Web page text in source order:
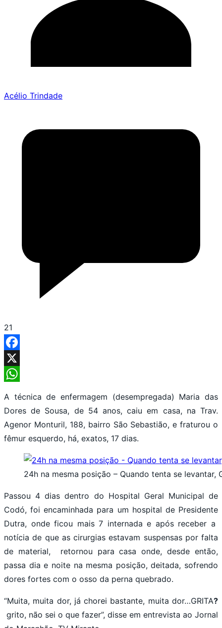
Acélio Trindade
21
Facebook
X
A técnica de enfermagem (desempregada) Maria das
Dores de Sousa, de 54 anos, caiu em casa, na Trav.
Agenor Monturil, 188, bairro São Sebastião, e fraturou o
fêmur esquerdo, há, exatos, 17 dias.
24h na mesma posição – Quando tenta se levantar,
Passou 4 dias dentro do Hospital Geral Municipal de
Codó, foi encaminhada para um hospital de Presidente
Dutra, onde ficou mais 7 internada e após receber a
notícia de que as cirurgias estavam suspensas por falta
de material, retornou para casa onde, desde então,
passa dia e noite na mesma posição, deitada, sofrendo
dores fortes com o osso da perna quebrado.
“Muita, muita dor, já chorei bastante, muita dor…GRITA?
grito, não sei o que fazer”, disse em entrevista ao Jornal